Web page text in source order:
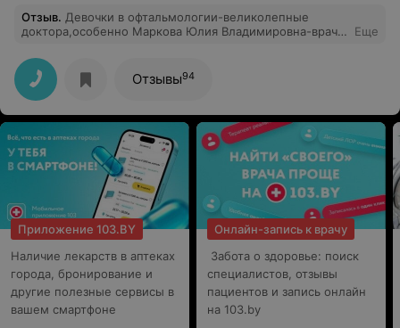
Отзыв. Девочки в офтальмологии-великолепные
доктора,особенно Маркова Юлия Владимировна-врач
Еще
Отзывы94
Приложение 103.BY
Наличие лекарств в аптеках
города, бронирование и
другие полезные сервисы в
вашем смартфоне
Онлайн-запись к врачу
Забота о здоровье: поиск
специалистов, отзывы
пациентов и запись онлайн
на 103.by